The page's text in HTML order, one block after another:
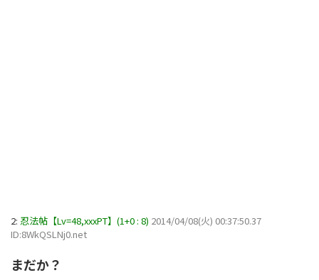
2: 忍法帖【Lv=48,xxxPT】(1+0 : 8) 2014/04/08(火) 00:37:50.37
ID:8WkQSLNj0.net
まだか？